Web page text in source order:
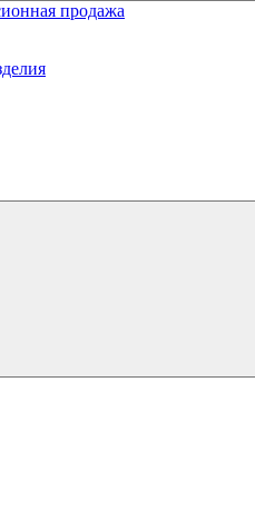
продажа